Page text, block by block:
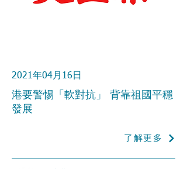
2021年04月16日
港要警惕「軟對抗」 背靠祖國平穩
發展
了解更多